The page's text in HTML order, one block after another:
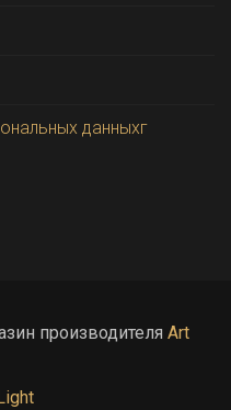
данныхг
производителя Art